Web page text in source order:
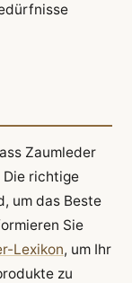
Zaumleder
Die richtige
um das Beste
Sie
Lexikon, um Ihr
zu